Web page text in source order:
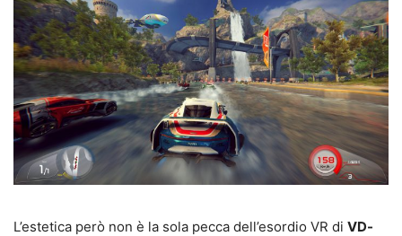
L’estetica però non è la sola pecca dell’esordio VR di VD-